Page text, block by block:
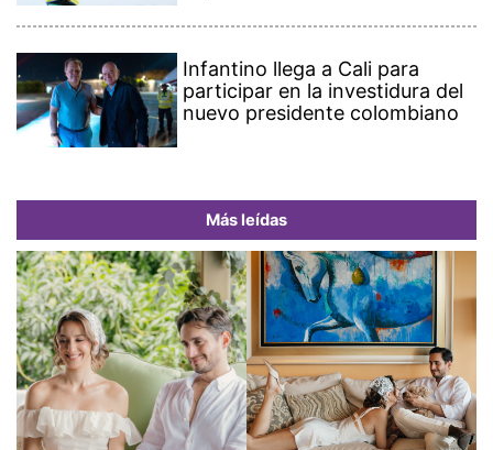
Infantino llega a Cali para
participar en la investidura del
nuevo presidente colombiano
Más leídas